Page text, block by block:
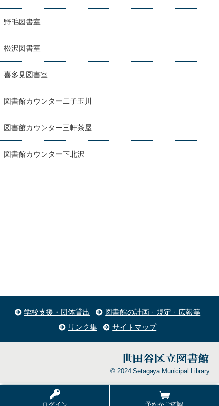
ログイン 予約かご確認
野毛図書室
松沢図書室
喜多見図書室
図書館カウンター二子玉川
図書館カウンター三軒茶屋
図書館カウンター下北沢
学校支援・団体貸出
図書館の計画・規定・広報等
リンク集
サイトマップ
© 2024 Setagaya Municipal Library